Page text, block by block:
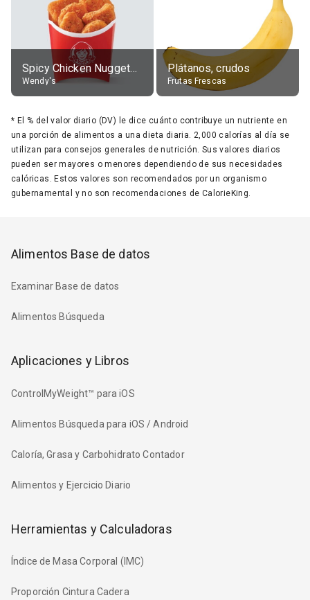
Spicy Chicken Nuggets, without sauce
Wendy's
Plátanos, crudos
Frutas Frescas
* El % del valor diario (DV) le dice cuánto contribuye un nutriente en
una porción de alimentos a una dieta diaria. 2,000 calorías al día se
utilizan para consejos generales de nutrición. Sus valores diarios
pueden ser mayores o menores dependiendo de sus necesidades
calóricas. Estos valores son recomendados por un organismo
gubernamental y no son recomendaciones de CalorieKing.
Alimentos Base de datos
Examinar Base de datos
Alimentos Búsqueda
Aplicaciones y Libros
ControlMyWeight™ para iOS
Alimentos Búsqueda para iOS / Android
Caloría, Grasa y Carbohidrato Contador
Alimentos y Ejercicio Diario
Herramientas y Calculadoras
Índice de Masa Corporal (IMC)
Proporción Cintura Cadera